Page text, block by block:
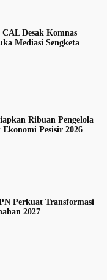
Desak Komnas
Mediasi Sengketa
Ribuan Pengelola
Pesisir 2026
Perkuat Transformasi
2027